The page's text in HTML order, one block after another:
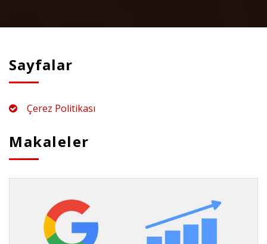
Sayfalar
Çerez Politikası
Makaleler